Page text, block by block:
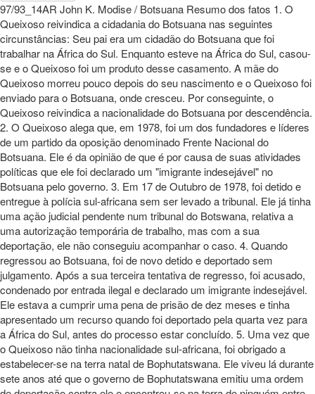
97/93_14AR John K. Modise / Botsuana Resumo dos fatos 1. O
Queixoso reivindica a cidadania do Botsuana nas seguintes
circunstâncias: Seu pai era um cidadão do Botsuana que foi
trabalhar na África do Sul. Enquanto esteve na África do Sul, casou-
se e o Queixoso foi um produto desse casamento. A mãe do
Queixoso morreu pouco depois do seu nascimento e o Queixoso foi
enviado para o Botsuana, onde cresceu. Por conseguinte, o
Queixoso reivindica a nacionalidade do Botsuana por descendência.
2. O Queixoso alega que, em 1978, foi um dos fundadores e líderes
de um partido da oposição denominado Frente Nacional do
Botsuana. Ele é da opinião de que é por causa de suas atividades
políticas que ele foi declarado um "imigrante indesejável" no
Botsuana pelo governo. 3. Em 17 de Outubro de 1978, foi detido e
entregue à polícia sul-africana sem ser levado a tribunal. Ele já tinha
uma ação judicial pendente num tribunal do Botswana, relativa a
uma autorização temporária de trabalho, mas com a sua
deportação, ele não conseguiu acompanhar o caso. 4. Quando
regressou ao Botsuana, foi de novo detido e deportado sem
julgamento. Após a sua terceira tentativa de regresso, foi acusado,
condenado por entrada ilegal e declarado um imigrante indesejável.
Ele estava a cumprir uma pena de prisão de dez meses e tinha
apresentado um recurso quando foi deportado pela quarta vez para
a África do Sul, antes do processo estar concluído. 5. Uma vez que
o Queixoso não tinha nacionalidade sul-africana, foi obrigado a
estabelecer-se na terra natal de Bophutatswana. Ele viveu lá durante
sete anos até que o governo de Bophutatswana emitiu uma ordem